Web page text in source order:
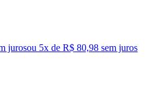
jurosou 5x de R$ 80,98 sem juros